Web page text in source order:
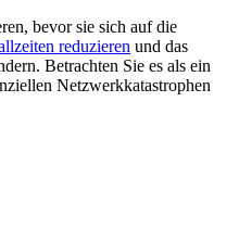
bevor sie sich auf die
reduzieren und das
Betrachten Sie es als ein
Netzwerkkatastrophen